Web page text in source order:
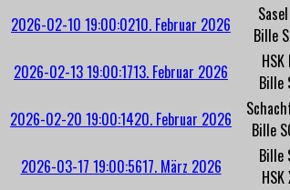
2026-02-10 19:00:0210. Februar 2026
Bille
2026-02-13 19:00:1713. Februar 2026
HSK
Bille
2026-02-20 19:00:1420. Februar 2026
Bille
2026-03-17 19:00:5617. März 2026
Bille
HSK